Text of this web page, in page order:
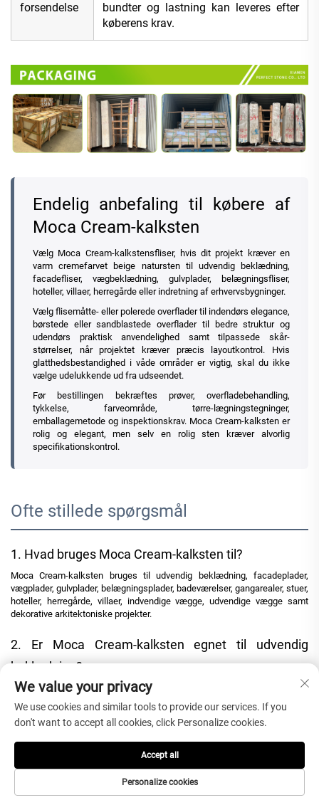
forsendelse
bundter og lastning kan leveres efter
køberens krav.
Endelig anbefaling til købere af
Moca Cream-kalksten
Vælg Moca Cream-kalkstensfliser, hvis dit projekt kræver en
varm cremefarvet beige natursten til udvendig beklædning,
facadefliser, vægbeklædning, gulvplader, belægningsfliser,
hoteller, villaer, herregårde eller indretning af erhvervsbygninger.
Vælg flisemåtte- eller polerede overflader til indendørs elegance,
børstede eller sandblastede overflader til bedre struktur og
udendørs praktisk anvendelighed samt tilpassede skår-
størrelser, når projektet kræver præcis layoutkontrol. Hvis
glatthedsbestandighed i våde områder er vigtig, skal du ikke
vælge udelukkende ud fra udseendet.
Før bestillingen bekræftes prøver, overfladebehandling,
tykkelse, farveområde, tørre-lægningstegninger,
emballagemetode og inspektionskrav. Moca Cream-kalksten er
rolig og elegant, men selv en rolig sten kræver alvorlig
specifikationskontrol.
Ofte stillede spørgsmål
1. Hvad bruges Moca Cream-kalksten til?
Moca Cream-kalksten bruges til udvendig beklædning, facadeplader,
vægplader, gulvplader, belægningsplader, badeværelser, gangarealer, stuer,
hoteller, herregårde, villaer, indvendige vægge, udvendige vægge samt
dekorative arkitektoniske projekter.
2. Er Moca Cream-kalksten egnet til udvendig
beklædning?
Ja. Moca Cream-kalksten bruges bredt til udvendig beklædning og
facadeapplikationer. Købere skal bekræfte den passende tykkelse,
overfladebehandling, monteringsmetode, vejrudsættelse og
projektmontagekrav, inden bestillingen afgives.
3. Hvilke overfladebehandlinger er tilgængelige for
Moca Cream-kalkstenplader?
We value your privacy
We use cookies and similar tools to provide our services. If you
don't want to accept all cookies, click Personalize cookies.
Personalize cookies
Accept all